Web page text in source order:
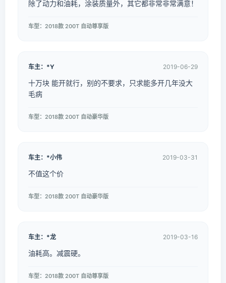
除了动力和油耗，涂装质量外，其它都非常非常满意！
车型：2018款 200T 自动尊享版
车主：*Y 2019-06-29
十万块 能开就行，别的不要求，只求能多开几年没大
毛病
车型：2018款 200T 自动豪华版
车主：*小伟 2019-03-31
不值这个价
车型：2018款 200T 自动豪华版
车主：*龙 2019-03-16
油耗高。减震硬。
车型：2018款 200T 自动尊享版